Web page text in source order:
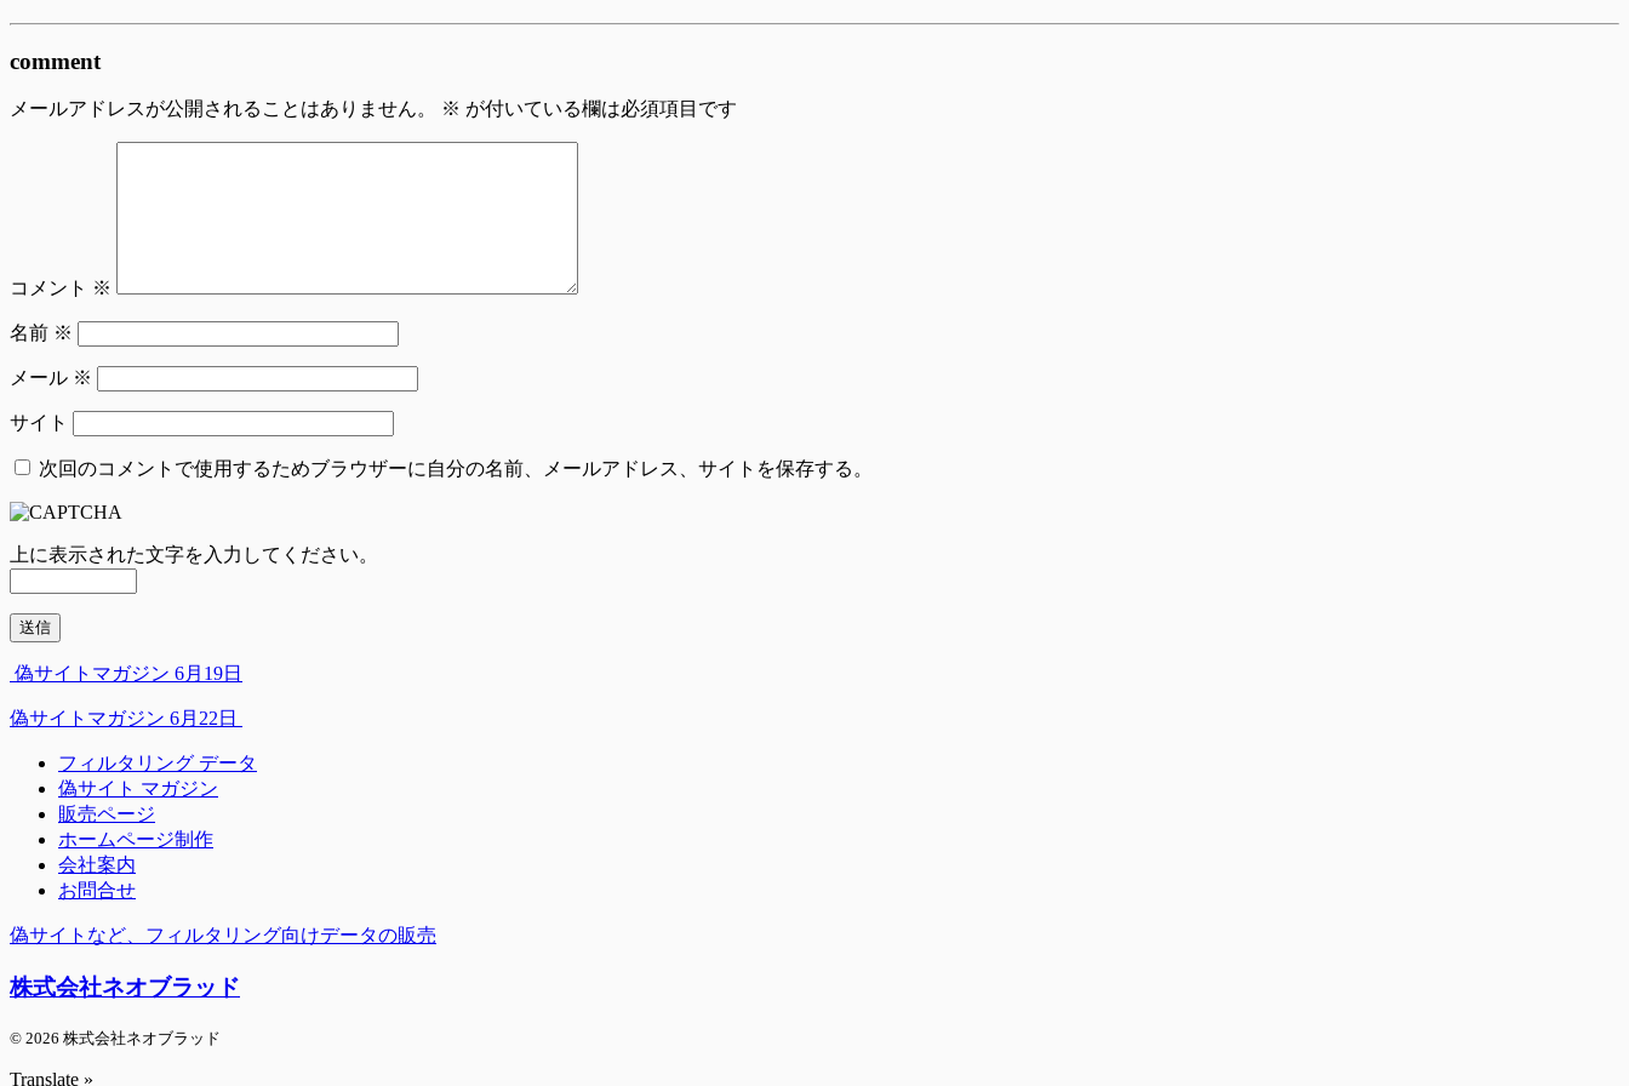
comment
メールアドレスが公開されることはありません。 ※ が付いている欄は必須項目です
コメント ※
名前 ※
メール ※
サイト
次回のコメントで使用するためブラウザーに自分の名前、メールアドレス、サイトを保存する。
上に表示された文字を入力してください。
偽サイトマガジン 6月19日
偽サイトマガジン 6月22日
フィルタリング データ
偽サイト マガジン
販売ページ
ホームページ制作
会社案内
お問合せ
偽サイトなど、フィルタリング向けデータの販売
株式会社ネオブラッド
© 2026 株式会社ネオブラッド
Translate »